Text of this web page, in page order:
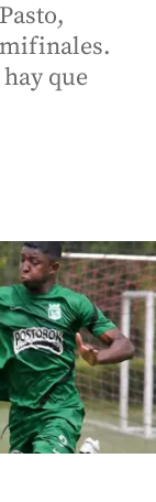
que